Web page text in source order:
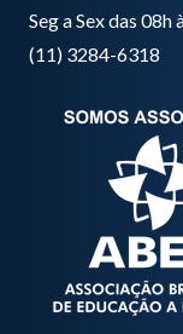
Seg a Sex das 08h
(11) 3284-6318